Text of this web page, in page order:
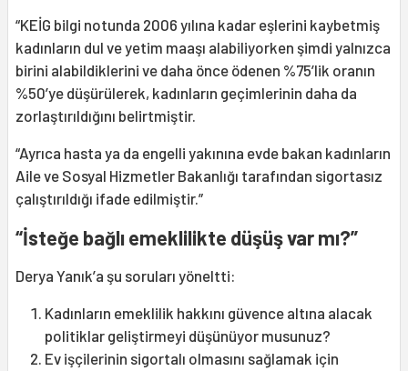
“KEİG bilgi notunda 2006 yılına kadar eşlerini kaybetmiş
kadınların dul ve yetim maaşı alabiliyorken şimdi yalnızca
birini alabildiklerini ve daha önce ödenen %75’lik oranın
%50’ye düşürülerek, kadınların geçimlerinin daha da
zorlaştırıldığını belirtmiştir.
“Ayrıca hasta ya da engelli yakınına evde bakan kadınların
Aile ve Sosyal Hizmetler Bakanlığı tarafından sigortasız
çalıştırıldığı ifade edilmiştir.”
“İsteğe bağlı emeklilikte düşüş var mı?”
Derya Yanık’a şu soruları yöneltti:
Kadınların emeklilik hakkını güvence altına alacak
politiklar geliştirmeyi düşünüyor musunuz?
Ev işçilerinin sigortalı olmasını sağlamak için